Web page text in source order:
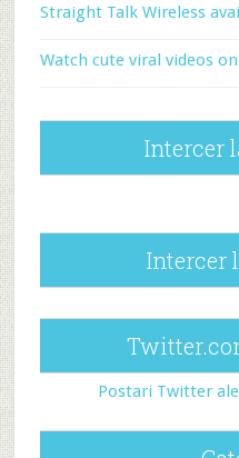
Straight Talk Wireless
Watch cute viral videos
Intercer
Intercer
Postari Twitter